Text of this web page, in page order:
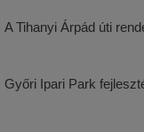
A Tihanyi Árpád úti
Győri Ipari Park